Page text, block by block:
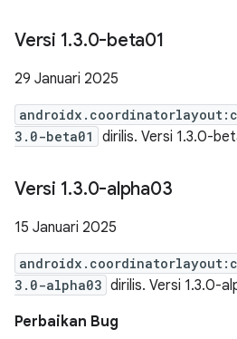
Versi 1.3.0-beta01
29 Januari 2025
3.0-beta01
dirilis. Versi 1.3.0-
Versi 1.3.0-alpha03
15 Januari 2025
3.0-alpha03 dirilis. Versi 1.3.0-
Perbaikan Bug